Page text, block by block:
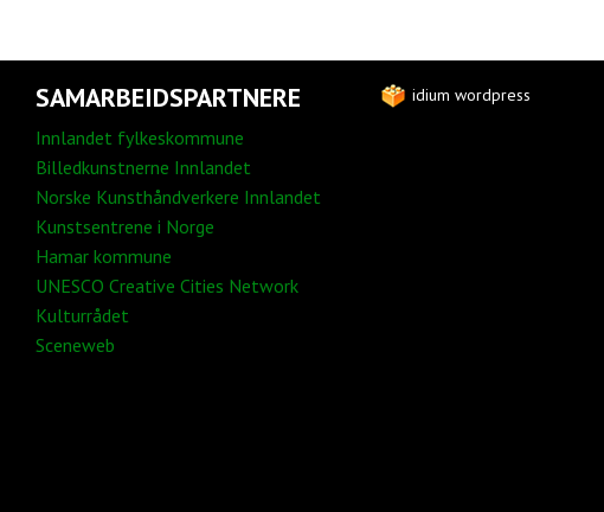
SAMARBEIDSPARTNERE
Innlandet fylkeskommune
Billedkunstnerne Innlandet
Norske Kunsthåndverkere Innlandet
Kunstsentrene i Norge
Hamar kommune
UNESCO Creative Cities Network
Kulturrådet
Sceneweb
idium wordpress